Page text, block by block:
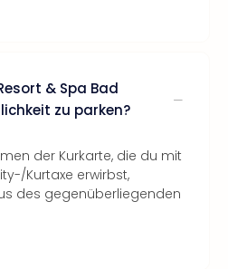
& Spa Bad
zu parken?
der Kurkarte, die du mit
Kurtaxe erwirbst,
des gegenüberliegenden